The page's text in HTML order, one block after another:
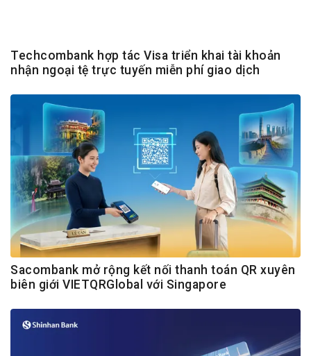
Techcombank hợp tác Visa triển khai tài khoản
nhận ngoại tệ trực tuyến miễn phí giao dịch
Sacombank mở rộng kết nối thanh toán QR xuyên
biên giới VIETQRGlobal với Singapore